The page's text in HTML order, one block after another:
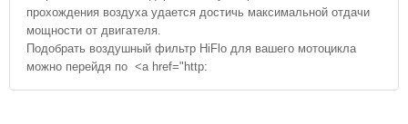
прохождения воздуха удается достичь максимальной отдачи
мощности от двигателя.
Подобрать воздушный фильтр HiFlo для вашего мотоцикла
можно перейдя по <a href="http: